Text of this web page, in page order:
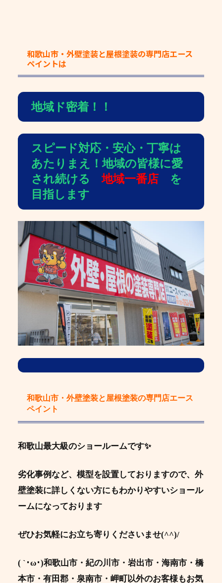
和歌山市・外壁塗装と屋根塗装の専門店エース
ペイントは
地域ド密着！！
スピード対応・安心・丁寧は
あたりまえ！地域の皆様に愛
され続ける地域一番店を
目指します
和歌山市・外壁塗装と屋根塗装の専門店エース
ペイント
和歌山最大級のショールームです✨
劣化事例など、模型を設置しておりますので、外
壁塗装に詳しくない方にもわかりやすいショール
ームになっております
ぜひお気軽にお立ち寄りくださいませ(^^)/
( `･ω･)和歌山市・紀の川市・岩出市・海南市・橋
本市・有田郡・泉南市・岬町以外のお客様もお気